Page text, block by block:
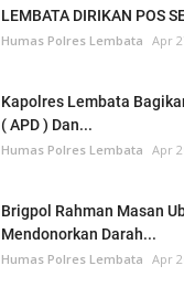
LEMBATA DIRIKAN POS
Humas Polres Lembata Apr
Kapolres Lembata
( APD ) Dan...
Humas Polres Lembata Apr
Brigpol Rahman Masan
Mendonorkan Darah...
Humas Polres Lembata Apr